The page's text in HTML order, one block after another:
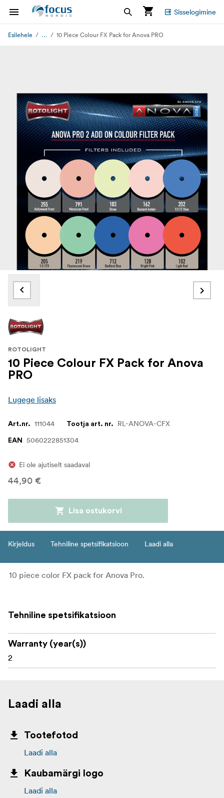
Sisselogimine
Esilehele ... 10 Piece Colour FX Pack for Anova PRO
ROTOLIGHT
10 Piece Colour FX Pack for Anova
PRO
Lugege lisaks
Art.nr. 111044 Tootja art. nr. RL-ANOVA-CFX
EAN 5060222851304
Ei ole ajutiselt saadaval
44,90 €
Lisa ostukorvi
Kirjeldus Tehniline spetsifikatsioon Laadi alla
10 piece color FX pack for Anova Pro.
Tehniline spetsifikatsioon
Warranty (year(s))
2
Laadi alla
Tootefotod
Laadi alla
Kaubamärgi logo
Laadi alla